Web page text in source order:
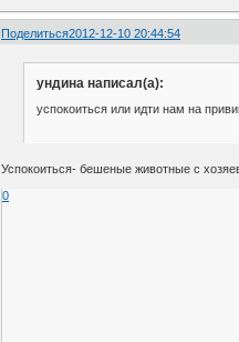
Поделиться2012-12-10 20:44:54
ундина написал(а):
успокоиться или идти нам на
Успокоиться- бешеные животные с
0